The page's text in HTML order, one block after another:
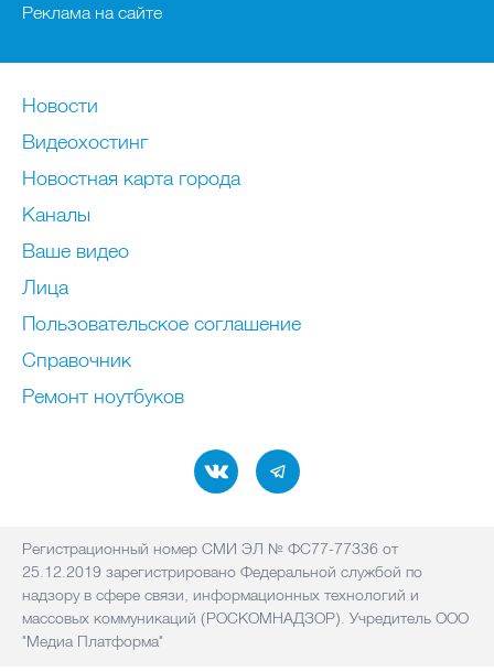
Реклама на сайте
Новости
Видеохостинг
Новостная карта города
Каналы
Ваше видео
Лица
Пользовательское соглашение
Справочник
Ремонт нoутбуков
Регистрационный номер СМИ ЭЛ № ФС77-77336 от
25.12.2019 зарегистрировано Федеральной службой по
надзору в сфере связи, информационных технологий и
массовых коммуникаций (РОСКОМНАДЗОР). Учредитель ООО
"Медиа Платформа"